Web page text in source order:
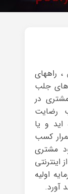
، راههای
های جلب
در
رضایت
اید و یا
کسب
مشتری
اولیه
آورد.